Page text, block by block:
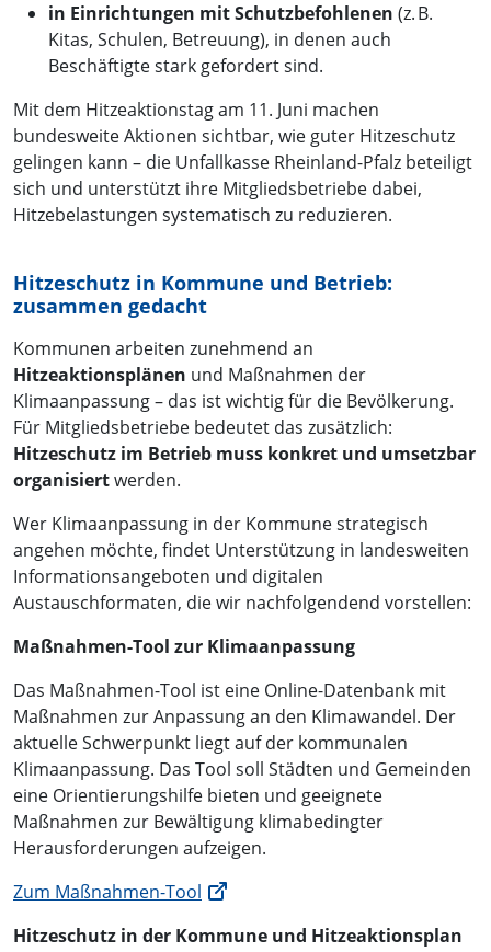
in Einrichtungen mit Schutzbefohlenen (z. B.
Kitas, Schulen, Betreuung), in denen auch
Beschäftigte stark gefordert sind.
Mit dem Hitzeaktionstag am 11. Juni machen
bundesweite Aktionen sichtbar, wie guter Hitzeschutz
gelingen kann – die Unfallkasse Rheinland-Pfalz beteiligt
sich und unterstützt ihre Mitgliedsbetriebe dabei,
Hitzebelastungen systematisch zu reduzieren.
Hitzeschutz in Kommune und Betrieb:
zusammen gedacht
Kommunen arbeiten zunehmend an
Hitzeaktionsplänen und Maßnahmen der
Klimaanpassung – das ist wichtig für die Bevölkerung.
Für Mitgliedsbetriebe bedeutet das zusätzlich:
Hitzeschutz im Betrieb muss konkret und umsetzbar
organisiertwerden.
Wer Klimaanpassung in der Kommune strategisch
angehen möchte, findet Unterstützung in landesweiten
Informationsangeboten und digitalen
Austauschformaten, die wir nachfolgendend vorstellen:
Maßnahmen-Tool zur Klimaanpassung
Das Maßnahmen-Tool ist eine Online-Datenbank mit
Maßnahmen zur Anpassung an den Klimawandel. Der
aktuelle Schwerpunkt liegt auf der kommunalen
Klimaanpassung. Das Tool soll Städten und Gemeinden
eine Orientierungshilfe bieten und geeignete
Maßnahmen zur Bewältigung klimabedingter
Herausforderungen aufzeigen.
Zum Maßnahmen-Tool
Hitzeschutz in der Kommune und Hitzeaktionsplan